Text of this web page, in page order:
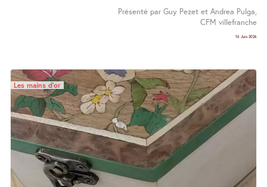
Présenté par Guy Pezet et Andrea Pulga,
CFM villefranche
16 Juin 2026
Les mains d’or